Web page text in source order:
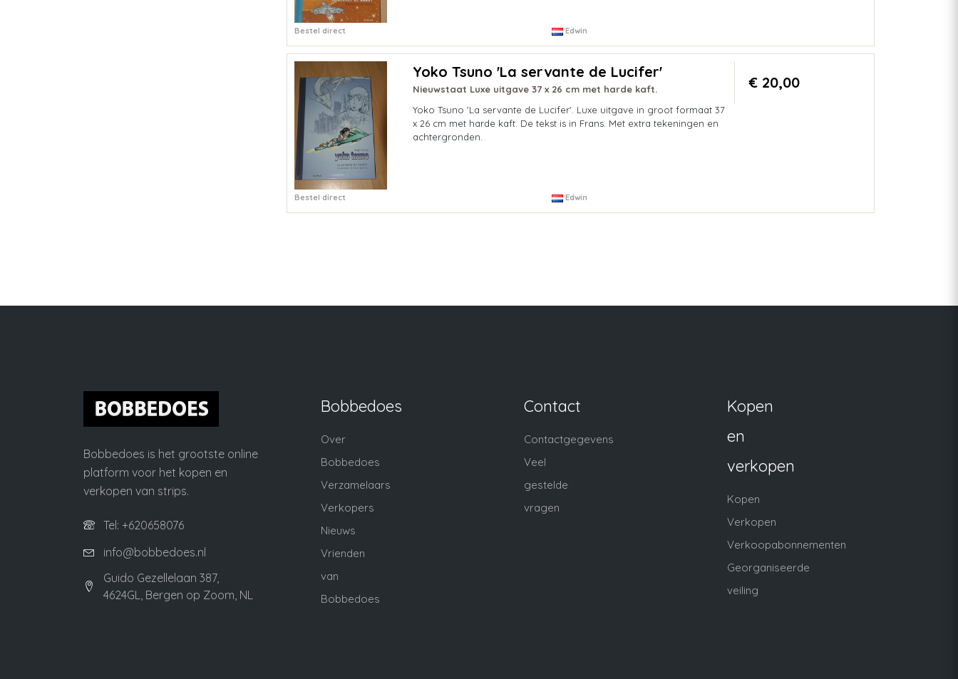
Bestel direct Edwin
Yoko Tsuno 'La servante de Lucifer'
Nieuwstaat Luxe uitgave 37 x 26 cm met harde kaft.
Yoko Tsuno 'La servante de Lucifer'. Luxe uitgave in groot formaat 37
x 26 cm met harde kaft. De tekst is in Frans. Met extra tekeningen en
achtergronden.
€ 20,00
Bestel direct Edwin
Bobbedoes is het grootste online
platform voor het kopen en
verkopen van strips.
Tel: +620658076
info@bobbedoes.nl
Guido Gezellelaan 387,
4624GL, Bergen op Zoom, NL
Bobbedoes
Over
Bobbedoes
Verzamelaars
Verkopers
Nieuws
Vrienden
van
Bobbedoes
Contact
Contactgegevens
Veel
gestelde
vragen
Kopen
en
verkopen
Kopen
Verkopen
Verkoopabonnementen
Georganiseerde
veiling